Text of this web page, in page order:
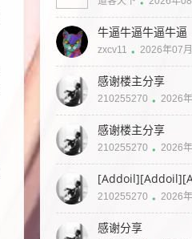
牛逼牛逼牛逼牛逼
zxcv11 2026年07
感谢楼主分享
210255270 2026
感谢楼主分享
210255270 2026
[Applause]
210255270 2026
感谢分享